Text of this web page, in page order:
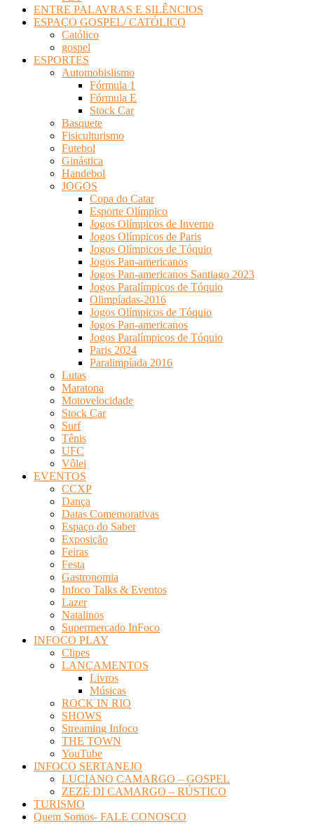
ENTRE PALAVRAS E SILÊNCIOS
ESPAÇO GOSPEL/ CATÓLICO
Católico
gospel
ESPORTES
Automobislismo
Fórmula 1
Fórmula E
Stock Car
Basquete
Fisiculturismo
Futebol
Ginástica
Handebol
JOGOS
Copa do Catar
Esporte Olímpico
Jogos Olímpicos de Inverno
Jogos Olímpicos de Paris
Jogos Olímpicos de Tóquio
Jogos Pan-americanos
Jogos Pan-americanos Santiago 2023
Jogos Paralímpicos de Tóquio
Olimpíadas-2016
Jogos Olímpicos de Tóquio
Jogos Pan-americanos
Jogos Paralímpicos de Tóquio
Paris 2024
Paralimpíada 2016
Lutas
Maratona
Motovelocidade
Stock Car
Surf
Tênis
UFC
Vôlei
EVENTOS
CCXP
Dança
Datas Comemorativas
Espaço do Saber
Exposição
Feiras
Festa
Gastronomia
Infoco Talks & Eventos
Lazer
Natalinos
Supermercado InFoco
INFOCO PLAY
Clipes
LANÇAMENTOS
Livros
Músicas
ROCK IN RIO
SHOWS
Streaming Infoco
THE TOWN
YouTube
INFOCO SERTANEJO
LUCIANO CAMARGO – GOSPEL
ZEZÉ DI CAMARGO – RÚSTICO
TURISMO
Quem Somos- FALE CONOSCO